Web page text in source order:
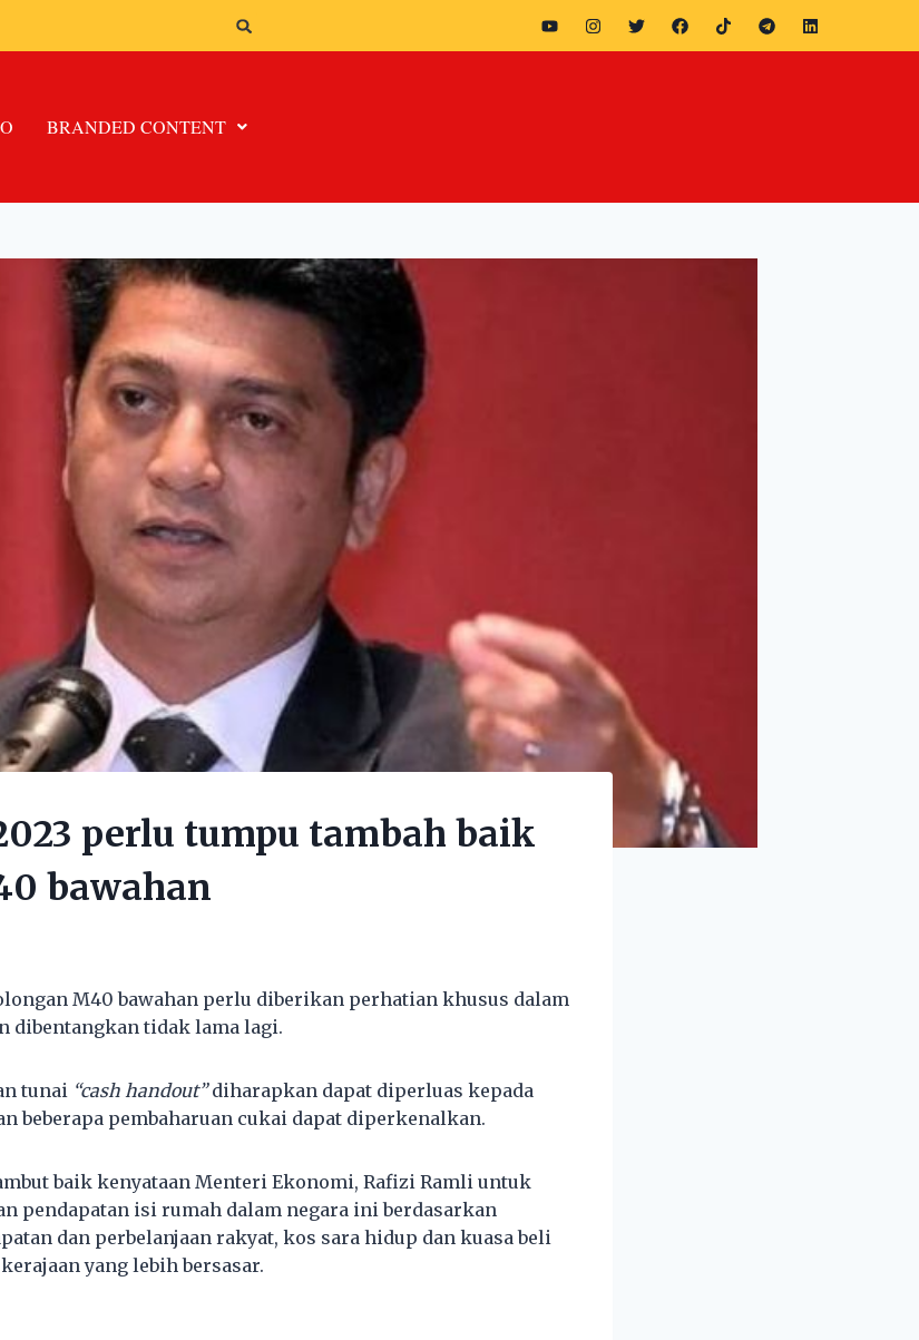
BRANDED CONTENT
perlu tumpu tambah baik
bawahan
M40 bawahan perlu diberikan perhatian khusus dalam
dibentangkan tidak lama lagi.
tunai “cash handout”diharapkan dapat diperluas kepada
beberapa pembaharuan cukai dapat diperkenalkan.
baik kenyataan Menteri Ekonomi, Rafizi Ramli untuk
pendapatan isi rumah dalam negara ini berdasarkan
dan perbelanjaan rakyat, kos sara hidup dan kuasa beli
yang lebih bersasar.